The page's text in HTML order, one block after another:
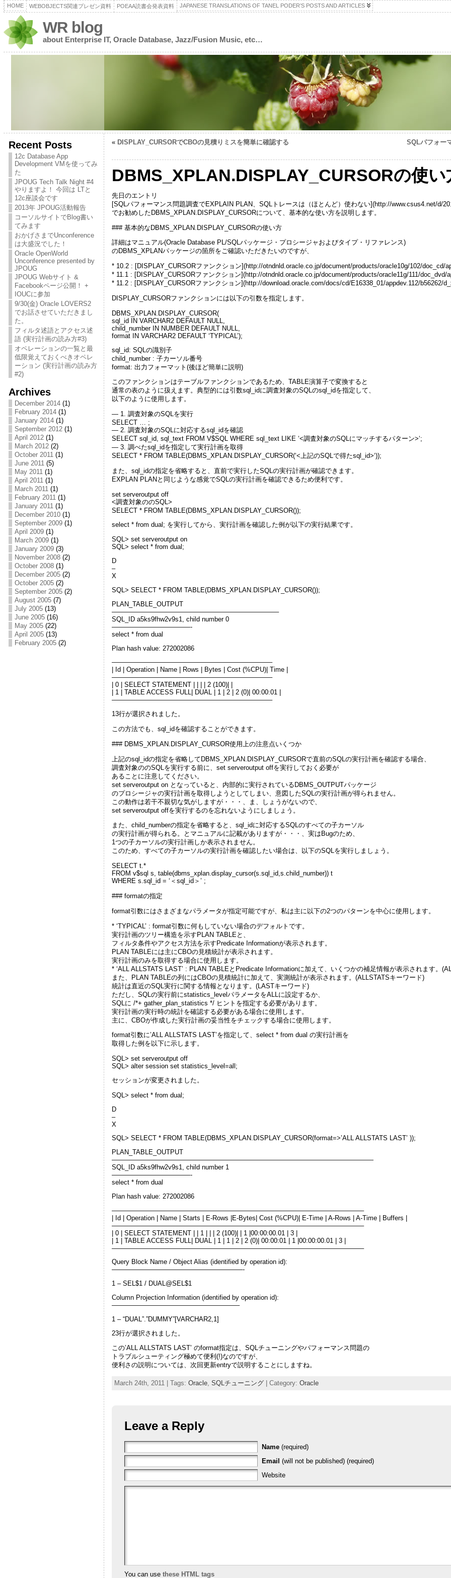
HOME WEBOBJECTS関連プレゼン資料 POEAA読書会発表資料 JAPANESE TRANSLATIONS OF TANEL PODER’S POSTS AND ARTICLES
WR blog
about Enterprise IT, Oracle Database, Jazz/Fusion Music, etc…
Recent Posts
12c Database App
Development VMを使ってみ
た
JPOUG Tech Talk Night #4
やりますよ！ 今回は LTと
12c座談会です
2013年 JPOUG活動報告
コーソルサイトでBlog書い
てみます
おかげさまでUnconference
は大盛況でした！
Oracle OpenWorld
Unconference presented by
JPOUG
JPOUG Webサイト &
Facebookページ公開！ +
IOUCに参加
9/30(金) Oracle LOVERS2
でお話させていただきまし
た。
フィルタ述語とアクセス述
語 (実行計画の読み方#3)
オペレーションの一覧と最
低限覚えておくべきオペレ
ーション (実行計画の読み方
#2)
Archives
December 2014(1)
February 2014(1)
January 2014(1)
September 2012(1)
April 2012(1)
March 2012(2)
October 2011(1)
June 2011(5)
May 2011(1)
April 2011(1)
March 2011(1)
February 2011(1)
January 2011(1)
December 2010(1)
September 2009(1)
April 2009(1)
March 2009(1)
January 2009(3)
November 2008(2)
October 2008(1)
December 2005(2)
October 2005(2)
September 2005(2)
August 2005(7)
July 2005(13)
June 2005(16)
May 2005(22)
April 2005(13)
February 2005(2)
« DISPLAY_CURSORでCBOの見積りミスを簡単に確認する
SQLパフォー
DBMS_XPLAN.DISPLAY_CURSORの使
先日のエントリ
[SQLパフォーマンス問題調査でEXPLAIN PLAN、SQLトレースは（ほとんど）使わない](http://www.csus4.net/d/
でお勧めしたDBMS_XPLAN.DISPLAY_CURSORについて、基本的な使い方を説明します。
### 基本的なDBMS_XPLAN.DISPLAY_CURSORの使い方
詳細はマニュアル(Oracle Database PL/SQLパッケージ・プロシージャおよびタイプ・リファレンス)
のDBMS_XPLANパッケージの箇所をご確認いただきたいのですが、
* 10.2 : [DISPLAY_CURSORファンクション](http://otndnld.oracle.co.jp/document/products/oracle10g/102/doc_cd/
* 11.1 : [DISPLAY_CURSORファンクション](http://otndnld.oracle.co.jp/document/products/oracle11g/111/doc_dvd/
* 11.2 : [DISPLAY_CURSORファンクション](http://download.oracle.com/docs/cd/E16338_01/appdev.112/b56262/
DISPLAY_CURSORファンクションには以下の引数を指定します。
DBMS_XPLAN.DISPLAY_CURSOR(
sql_id IN VARCHAR2 DEFAULT NULL,
child_number IN NUMBER DEFAULT NULL,
format IN VARCHAR2 DEFAULT ‘TYPICAL’);
sql_id: SQLの識別子
child_number : 子カーソル番号
format: 出力フォーマット(後ほど簡単に説明)
このファンクションはテーブルファンクションであるため、TABLE演算子で変換すると
通常の表のように扱えます。典型的には引数sql_idに調査対象のSQLのsql_idを指定して、
以下のように使用します。
— 1. 調査対象のSQLを実行
SELECT … ;
— 2. 調査対象のSQLに対応するsql_idを確認
SELECT sql_id, sql_text FROM V$SQL WHERE sql_text LIKE ‘<調査対象のSQLにマッチするパターン>‘;
— 3. 調べたsql_idを指定して実行計画を取得
SELECT * FROM TABLE(DBMS_XPLAN.DISPLAY_CURSOR(‘<上記のSQLで得たsql_id>‘));
また、sql_idの指定を省略すると、直前で実行したSQLの実行計画が確認できます。
EXPLAN PLANと同じような感覚でSQLの実行計画を確認できるため便利です。
set serveroutput off
<調査対象ののSQL>
SELECT * FROM TABLE(DBMS_XPLAN.DISPLAY_CURSOR());
select * from dual; を実行してから、実行計画を確認した例が以下の実行結果です。
SQL> set serveroutput on
SQL> select * from dual;
D
–
X
SQL> SELECT * FROM TABLE(DBMS_XPLAN.DISPLAY_CURSOR());
PLAN_TABLE_OUTPUT
—————————————————————————–
SQL_ID a5ks9fhw2v9s1, child number 0
————————————-
select * from dual
Plan hash value: 272002086
————————————————————————–
| Id | Operation | Name | Rows | Bytes | Cost (%CPU)| Time |
————————————————————————–
| 0 | SELECT STATEMENT | | | | 2 (100)| |
| 1 | TABLE ACCESS FULL| DUAL | 1 | 2 | 2 (0)| 00:00:01 |
————————————————————————–
13行が選択されました。
この方法でも、sql_idを確認することができます。
### DBMS_XPLAN.DISPLAY_CURSOR使用上の注意点いくつか
上記のsql_idの指定を省略してDBMS_XPLAN.DISPLAY_CURSORで直前のSQLの実行計画を確認する場合、
調査対象ののSQLを実行する前に、set serveroutput offを実行しておく必要が
あることに注意してください。
set serveroutput on となっていると、内部的に実行されているDBMS_OUTPUTパッケージ
のプロシージャの実行計画を取得しようとしてしまい、意図したSQLの実行計画が得られません。
この動作は若干不親切な気がしますが・・・、ま、しょうがないので、
set serveroutput offを実行するのを忘れないようにしましょう。
また、child_numberの指定を省略すると、sql_idに対応するSQLのすべての子カーソル
の実行計画が得られる。とマニュアルに記載がありますが・・・、実はBugのため、
1つの子カーソルの実行計画しか表示されません。
このため、すべての子カーソルの実行計画を確認したい場合は、以下のSQLを実行しましょう。
SELECT t.*
FROM v$sql s, table(dbms_xplan.display_cursor(s.sql_id,s.child_number)) t
WHERE s.sql_id = ‘＜sql_id＞’ ;
### formatの指定
format引数にはさまざまなパラメータが指定可能ですが、私は主に以下の2つのパターンを中心に使用します。
* ‘TYPICAL’ : format引数に何もしていない場合のデフォルトです。
実行計画のツリー構造を示すPLAN TABLEと、
フィルタ条件やアクセス方法を示すPredicate Informationが表示されます。
PLAN TABLEには主にCBOの見積統計が表示されます。
実行計画のみを取得する場合に使用します。
* ‘ALL ALLSTATS LAST’ : PLAN TABLEとPredicate Informationに加えて、いくつかの補足情報が表示されます。
また、PLAN TABLEの列にはCBOの見積統計に加えて、実測統計が表示されます。(ALLSTATSキーワード)
統計は直近のSQL実行に関する情報となります。(LASTキーワード)
ただし、SQLの実行前にstatistics_levelパラメータをALLに設定するか、
SQLに /*+ gather_plan_statistics */ ヒントを指定する必要があります。
実行計画の実行時の統計を確認する必要がある場合に使用します。
主に、CBOが作成した実行計画の妥当性をチェックする場合に使用します。
format引数に’ALL ALLSTATS LAST’を指定して、select * from dual の実行計画を
取得した例を以下に示します。
SQL> set serveroutput off
SQL> alter session set statistics_level=all;
セッションが変更されました。
SQL> select * from dual;
D
–
X
SQL> SELECT * FROM TABLE(DBMS_XPLAN.DISPLAY_CURSOR(format=>’ALL ALLSTATS LAST’ ));
PLAN_TABLE_OUTPUT
————————————————————————————————————————
SQL_ID a5ks9fhw2v9s1, child number 1
————————————-
select * from dual
Plan hash value: 272002086
——————————————————————————————————————–
| Id | Operation | Name | Starts | E-Rows |E-Bytes| Cost (%CPU)| E-Time | A-Rows | A-Time | Buffers |
——————————————————————————————————————–
| 0 | SELECT STATEMENT | | 1 | | | 2 (100)| | 1 |00:00:00.01 | 3 |
| 1 | TABLE ACCESS FULL| DUAL | 1 | 1 | 2 | 2 (0)| 00:00:01 | 1 |00:00:00.01 | 3 |
——————————————————————————————————————–
Query Block Name / Object Alias (identified by operation id):
————————————————————-
1 – SEL$1 / DUAL@SEL$1
Column Projection Information (identified by operation id):
———————————————————–
1 – “DUAL”.”DUMMY”[VARCHAR2,1]
23行が選択されました。
この’ALL ALLSTATS LAST’ のformat指定は、SQLチューニングやパフォーマンス問題の
トラブルシューティング極めて便利(!)なのですが、
便利さの説明については、次回更新entryで説明することにしますね。
March 24th, 2011 | Tags: Oracle, SQLチューニング| Category: Oracle
Leave a Reply
Name (required)
Email (will not be published) (required)
Website
You can use these HTML tags